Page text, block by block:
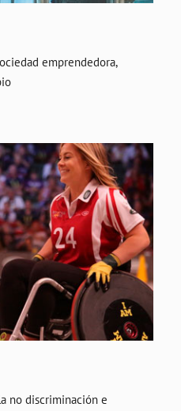
emprendedora,
no discriminación e